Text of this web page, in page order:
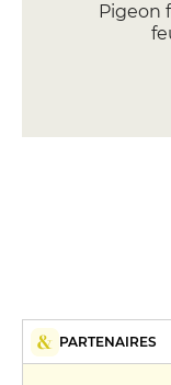
Pigeon
PARTENAIRES